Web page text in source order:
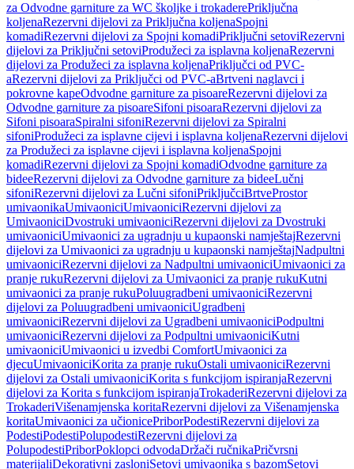
za Odvodne garniture za WC školjke i trokaderePriključna
koljenaRezervni dijelovi za Priključna koljenaSpojni
komadiRezervni dijelovi za Spojni komadiPriključni setoviRezervni
dijelovi za Priključni setoviProdužeci za isplavna koljenaRezervni
dijelovi za Produžeci za isplavna koljenaPriključci od PVC-
aRezervni dijelovi za Priključci od PVC-aBrtveni naglavci i
pokrovne kapeOdvodne garniture za pisoareRezervni dijelovi za
Odvodne garniture za pisoareSifoni pisoaraRezervni dijelovi za
Sifoni pisoaraSpiralni sifoniRezervni dijelovi za Spiralni
sifoniProdužeci za isplavne cijevi i isplavna koljenaRezervni dijelovi
za Produžeci za isplavne cijevi i isplavna koljenaSpojni
komadiRezervni dijelovi za Spojni komadiOdvodne garniture za
bideeRezervni dijelovi za Odvodne garniture za bideeLučni
sifoniRezervni dijelovi za Lučni sifoniPriključciBrtveProstor
umivaonikaUmivaoniciUmivaoniciRezervni dijelovi za
UmivaoniciDvostruki umivaoniciRezervni dijelovi za Dvostruki
umivaoniciUmivaonici za ugradnju u kupaonski namještajRezervni
dijelovi za Umivaonici za ugradnju u kupaonski namještajNadpultni
umivaoniciRezervni dijelovi za Nadpultni umivaoniciUmivaonici za
pranje rukuRezervni dijelovi za Umivaonici za pranje rukuKutni
umivaonici za pranje rukuPoluugradbeni umivaoniciRezervni
dijelovi za Poluugradbeni umivaoniciUgradbeni
umivaoniciRezervni dijelovi za Ugradbeni umivaoniciPodpultni
umivaoniciRezervni dijelovi za Podpultni umivaoniciKutni
umivaoniciUmivaonici u izvedbi ComfortUmivaonici za
djecuUmivaoniciKorita za pranje rukuOstali umivaoniciRezervni
dijelovi za Ostali umivaoniciKorita s funkcijom ispiranjaRezervni
dijelovi za Korita s funkcijom ispiranjaTrokaderiRezervni dijelovi za
TrokaderiVišenamjenska koritaRezervni dijelovi za Višenamjenska
koritaUmivaonici za učionicePriborPodestiRezervni dijelovi za
PodestiPodestiPolupodestiRezervni dijelovi za
PolupodestiPriborPoklopci odvodaDržači ručnikaPričvrsni
materijaliDekorativni zasloniSetovi umivaonika s bazomSetovi